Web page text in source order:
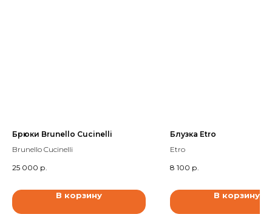
Брюки Brunello Cucinelli
Brunello Cucinelli
25 000 р.
В корзину
Блузка Etro
Etro
8 100 р.
В корзину